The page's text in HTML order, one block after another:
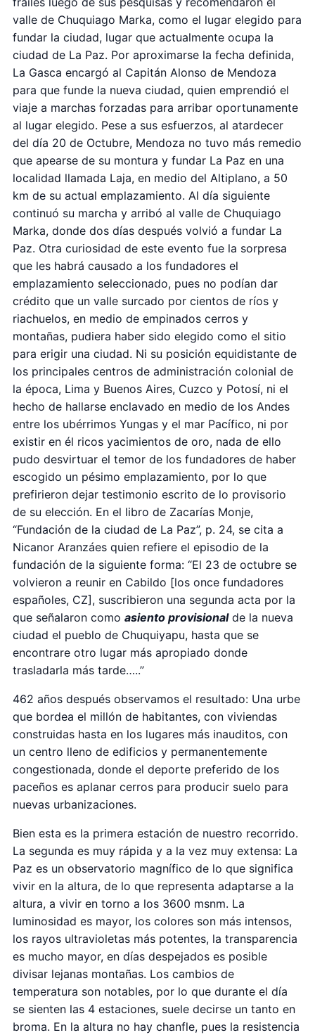
valle de Chuquiago Marka, como el lugar elegido para
fundar la ciudad, lugar que actualmente ocupa la
ciudad de La Paz. Por aproximarse la fecha definida,
La Gasca encargó al Capitán Alonso de Mendoza
para que funde la nueva ciudad, quien emprendió el
viaje a marchas forzadas para arribar oportunamente
al lugar elegido. Pese a sus esfuerzos, al atardecer
del día 20 de Octubre, Mendoza no tuvo más remedio
que apearse de su montura y fundar La Paz en una
localidad llamada Laja, en medio del Altiplano, a 50
km de su actual emplazamiento. Al día siguiente
continuó su marcha y arribó al valle de Chuquiago
Marka, donde dos días después volvió a fundar La
Paz. Otra curiosidad de este evento fue la sorpresa
que les habrá causado a los fundadores el
emplazamiento seleccionado, pues no podían dar
crédito que un valle surcado por cientos de ríos y
riachuelos, en medio de empinados cerros y
montañas, pudiera haber sido elegido como el sitio
para erigir una ciudad. Ni su posición equidistante de
los principales centros de administración colonial de
la época, Lima y Buenos Aires, Cuzco y Potosí, ni el
hecho de hallarse enclavado en medio de los Andes
entre los ubérrimos Yungas y el mar Pacífico, ni por
existir en él ricos yacimientos de oro, nada de ello
pudo desvirtuar el temor de los fundadores de haber
escogido un pésimo emplazamiento, por lo que
prefirieron dejar testimonio escrito de lo provisorio
de su elección. En el libro de Zacarías Monje,
“Fundación de la ciudad de La Paz”, p. 24, se cita a
Nicanor Aranzáes quien refiere el episodio de la
fundación de la siguiente forma: “El 23 de octubre se
volvieron a reunir en Cabildo [los once fundadores
españoles, CZ], suscribieron una segunda acta por la
que señalaron como asiento provisionalde la nueva
ciudad el pueblo de Chuquiyapu, hasta que se
encontrare otro lugar más apropiado donde
trasladarla más tarde…..”
462 años después observamos el resultado: Una urbe
que bordea el millón de habitantes, con viviendas
construidas hasta en los lugares más inauditos, con
un centro lleno de edificios y permanentemente
congestionada, donde el deporte preferido de los
paceños es aplanar cerros para producir suelo para
nuevas urbanizaciones.
Bien esta es la primera estación de nuestro recorrido.
La segunda es muy rápida y a la vez muy extensa: La
Paz es un observatorio magnífico de lo que significa
vivir en la altura, de lo que representa adaptarse a la
altura, a vivir en torno a los 3600 msnm. La
luminosidad es mayor, los colores son más intensos,
los rayos ultravioletas más potentes, la transparencia
es mucho mayor, en días despejados es posible
divisar lejanas montañas. Los cambios de
temperatura son notables, por lo que durante el día
se sienten las 4 estaciones, suele decirse un tanto en
broma. En la altura no hay chanfle, pues la resistencia